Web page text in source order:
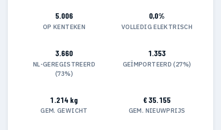
5.006
OP KENTEKEN
0,0%
VOLLEDIG ELEKTRISCH
3.660
NL-GEREGISTREERD
(73%)
1.353
GEÏMPORTEERD (27%)
1.214 kg
GEM. GEWICHT
€ 35.155
GEM. NIEUWPRIJS